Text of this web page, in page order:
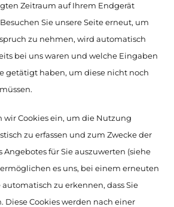
Zeitraum auf Ihrem Endgerät
Sie unsere Seite erneut, um
zu nehmen, wird automatisch
bei uns waren und welche Eingaben
getätigt haben, um diese nicht noch
wir Cookies ein, um die Nutzung
zu erfassen und zum Zwecke der
für Sie auszuwerten (siehe
ermöglichen es uns, bei einem erneuten
automatisch zu erkennen, dass Sie
Diese Cookies werden nach einer